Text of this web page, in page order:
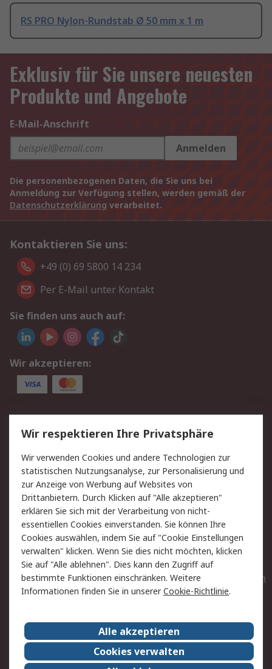
RS PRO Nylon-Rundstab Ø 50 mm x 1 m
Exklusiv für Sie unsere neuesten
Produkte und Angebote
E-Mail-Anschrift
Anmelden
Die personenbezogenen Daten, die Sie uns bei
Anmeldung zur Verfügung stellen, werden gemäß der
Datenschutzerklärung verarbeitet.
Kontaktieren Sie uns:
+49 (0) 69 5800 14 234
Per E-Mail unter Kontakt
Sie finden uns auch auf:
Wir akzeptieren:
Service
Value Added Services
Lieferlösungen
Rücksendungen
Kontakt
Hilfe
Privatkunden
Rechtliches
AGB
Datenschutz
Cookie-Richtlinie
Zahlungsbedingungen
Copyright/Impressum
Entsorgung
Elektrogeräte/Batterien
RS weltweit
Karriere bei RS
Nachhaltigkeit
Qualität/Umwelt/ZertifikatePresse-Center
Wir respektieren Ihre Privatsphäre
Wir verwenden Cookies und andere Technologien zur
statistischen Nutzungsanalyse, zur Personalisierung und
zur Anzeige von Werbung auf Websites von
Drittanbietern. Durch Klicken auf "Alle akzeptieren"
erklären Sie sich mit der Verarbeitung von nicht-
essentiellen Cookies einverstanden. Sie können Ihre
Cookies auswählen, indem Sie auf "Cookie Einstellungen
verwalten" klicken. Wenn Sie dies nicht möchten, klicken
Sie auf "Alle ablehnen". Dies kann den Zugriff auf
bestimmte Funktionen einschränken. Weitere
Informationen finden Sie in unsererCookie-Richtlinie.
Alle akzeptieren
Cookies verwalten